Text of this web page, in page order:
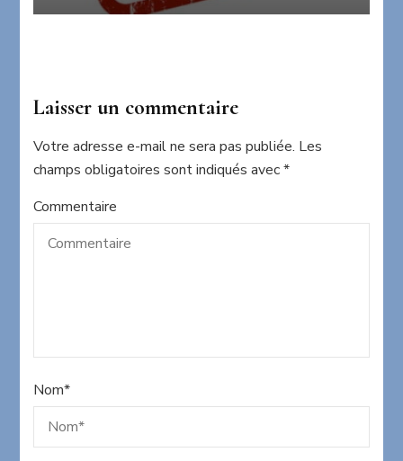
Laisser un commentaire
Votre adresse e-mail ne sera pas publiée. Les
champs obligatoires sont indiqués avec*
Commentaire
Nom*